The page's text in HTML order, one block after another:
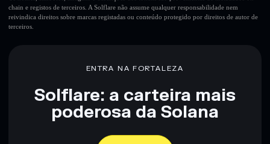
Aviso legal: Esta informação é apenas para fins educativos e
chain e registos de terceiros. A Solflare não assume qualquer responsabilidade nem
reivindica direitos sobre marcas registadas ou conteúdo protegido por direitos de autor de
terceiros.
ENTRA NA FORTALEZA
Solflare: a carteira mais
poderosa da Solana